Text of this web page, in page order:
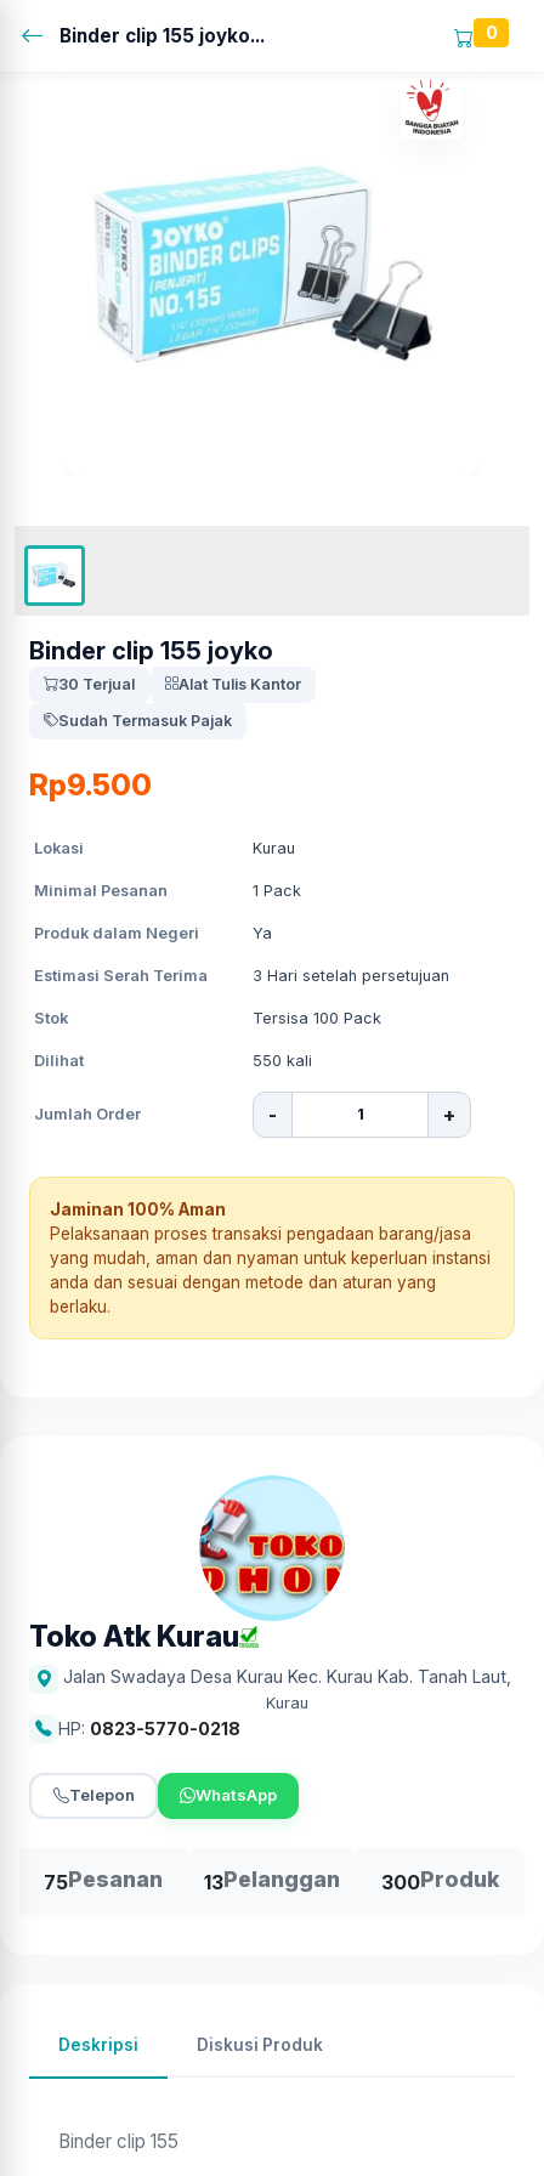
Binder clip 155 joyko... 0
Binder clip 155 joyko
30 Terjual
Alat Tulis Kantor
Sudah Termasuk Pajak
Rp9.500
Lokasi Kurau
Minimal Pesanan 1 Pack
Produk dalam Negeri Ya
Estimasi Serah Terima 3 Hari setelah persetujuan
Stok Tersisa 100 Pack
Dilihat 550 kali
Jumlah Order - +
Jaminan 100% Aman
Pelaksanaan proses transaksi pengadaan barang/jasa
yang mudah, aman dan nyaman untuk keperluan instansi
anda dan sesuai dengan metode dan aturan yang
berlaku.
Toko Atk Kurau
Jalan Swadaya Desa Kurau Kec. Kurau Kab. Tanah Laut,
Kurau
HP: 0823-5770-0218
Telepon WhatsApp
75Pesanan 13Pelanggan 300Produk
Deskripsi Diskusi Produk
Binder clip 155